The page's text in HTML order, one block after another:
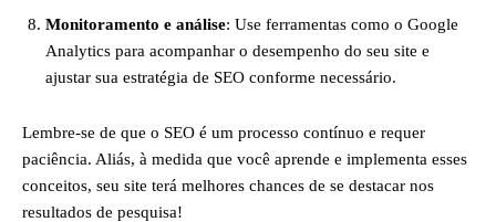
Monitoramento e análise: Use ferramentas como o Google
Analytics para acompanhar o desempenho do seu site e
ajustar sua estratégia de SEO conforme necessário.
Lembre-se de que o SEO é um processo contínuo e requer
paciência. Aliás, à medida que você aprende e implementa esses
conceitos, seu site terá melhores chances de se destacar nos
resultados de pesquisa!